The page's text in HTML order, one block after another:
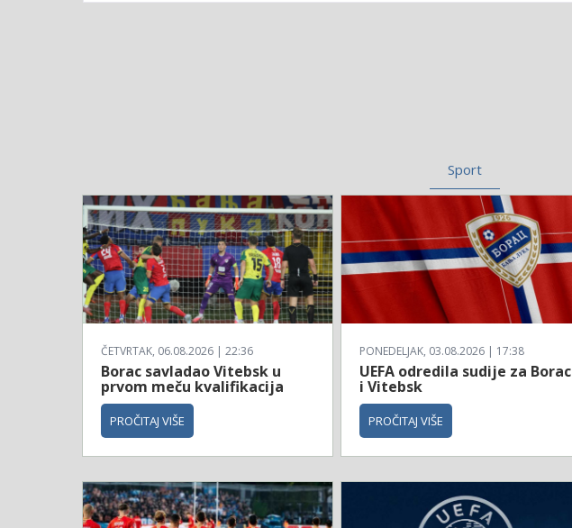
Sport
ČETVRTAK, 06.08.2026 | 22:36
Borac savladao Vitebsk u
prvom meču kvalifikacija
PROČITAJ VIŠE
PONEDELJAK, 03.08.2026 | 17:38
UEFA odredila sudije za Borac
i Vitebsk
PROČITAJ VIŠE